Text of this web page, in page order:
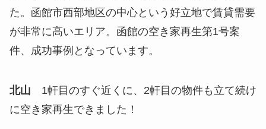
た。函館市西部地区の中心という好立地で賃貸需要
が非常に高いエリア。函館の空き家再生第1号案
件、成功事例となっています。
北山 1軒目のすぐ近くに、2軒目の物件も立て続け
に空き家再生できました！